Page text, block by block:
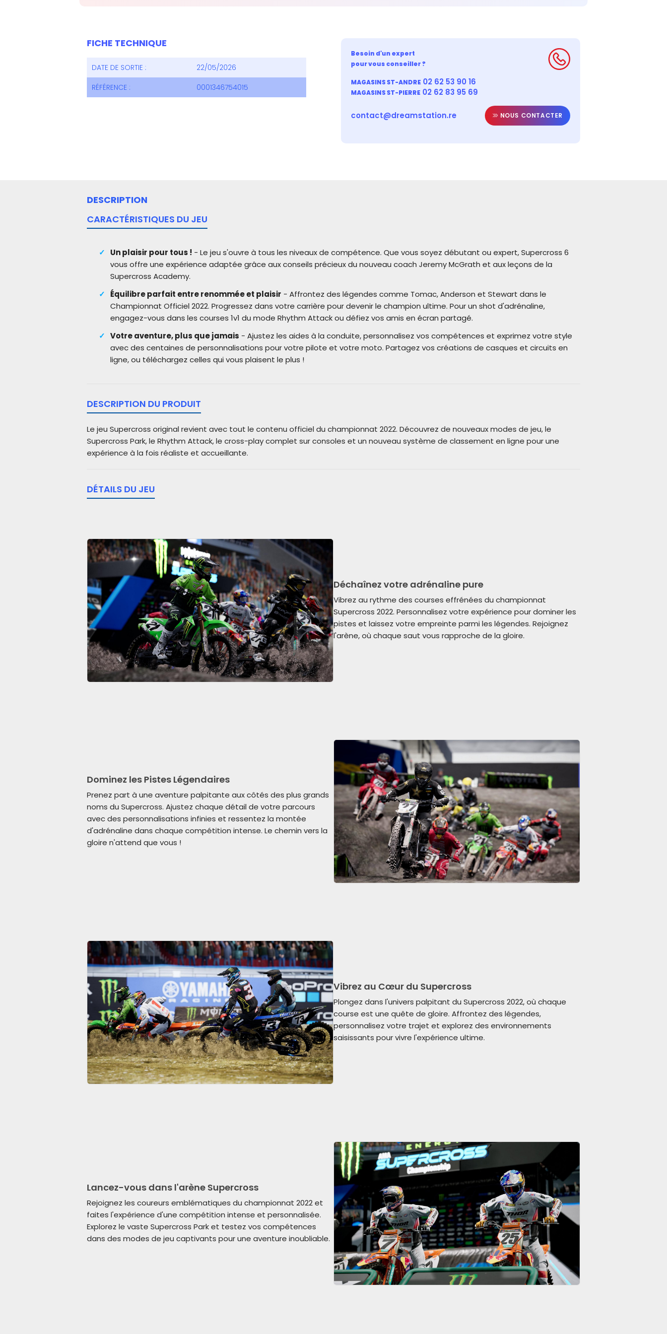
FICHE TECHNIQUE
DATE DE SORTIE :
22/05/2026
RÉFÉRENCE :
0001346754015
Besoin d'un expert
pour vous conseiller ?
MAGASINS ST-ANDRE 02 62 53 90 16
MAGASINS ST-PIERRE 02 62 83 95 69
contact@dreamstation.re NOUS CONTACTER
DESCRIPTION
CARACTÉRISTIQUES DU JEU
Un plaisir pour tous ! - Le jeu s'ouvre à tous les niveaux de compétence. Que vous soyez débutant ou expert, Supercross 6
vous offre une expérience adaptée grâce aux conseils précieux du nouveau coach Jeremy McGrath et aux leçons de la
Supercross Academy.
Équilibre parfait entre renommée et plaisir - Affrontez des légendes comme Tomac, Anderson et Stewart dans le
Championnat Officiel 2022. Progressez dans votre carrière pour devenir le champion ultime. Pour un shot d'adrénaline,
engagez-vous dans les courses 1v1 du mode Rhythm Attack ou défiez vos amis en écran partagé.
Votre aventure, plus que jamais - Ajustez les aides à la conduite, personnalisez vos compétences et exprimez votre style
avec des centaines de personnalisations pour votre pilote et votre moto. Partagez vos créations de casques et circuits en
ligne, ou téléchargez celles qui vous plaisent le plus !
DESCRIPTION DU PRODUIT
Le jeu Supercross original revient avec tout le contenu officiel du championnat 2022. Découvrez de nouveaux modes de jeu, le
Supercross Park, le Rhythm Attack, le cross-play complet sur consoles et un nouveau système de classement en ligne pour une
expérience à la fois réaliste et accueillante.
DÉTAILS DU JEU
Déchaînez votre adrénaline pure
Vibrez au rythme des courses effrénées du championnat
Supercross 2022. Personnalisez votre expérience pour dominer les
pistes et laissez votre empreinte parmi les légendes. Rejoignez
l'arène, où chaque saut vous rapproche de la gloire.
Dominez les Pistes Légendaires
Prenez part à une aventure palpitante aux côtés des plus grands
noms du Supercross. Ajustez chaque détail de votre parcours
avec des personnalisations infinies et ressentez la montée
d'adrénaline dans chaque compétition intense. Le chemin vers la
gloire n'attend que vous !
Vibrez au Cœur du Supercross
Plongez dans l'univers palpitant du Supercross 2022, où chaque
course est une quête de gloire. Affrontez des légendes,
personnalisez votre trajet et explorez des environnements
saisissants pour vivre l'expérience ultime.
Lancez-vous dans l'arène Supercross
Rejoignez les coureurs emblématiques du championnat 2022 et
faites l'expérience d'une compétition intense et personnalisée.
Explorez le vaste Supercross Park et testez vos compétences
dans des modes de jeu captivants pour une aventure inoubliable.